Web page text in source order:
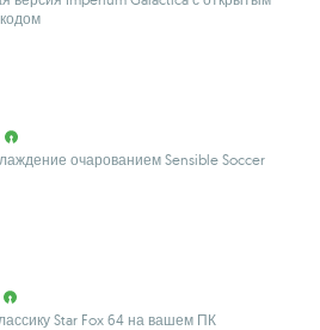
очарованием Sensible Soccer
Star Fox 64 на вашем ПК